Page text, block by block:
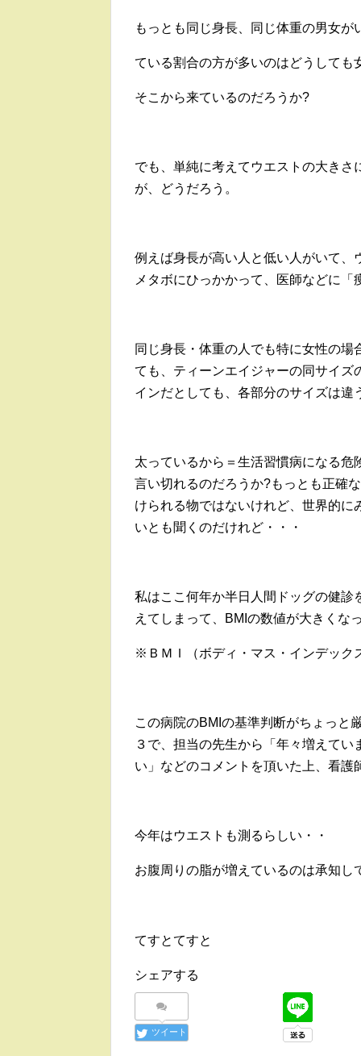
もっとも同じ身長、同じ体重の男女が
ている割合の方が多いのはどうしても
そこから来ているのだろうか?
でも、単純に考えてウエストの大き
が、どうだろう。
例えば身長が高い人と低い人がいて
メタボにひっかかって、医師などに
同じ身長・体重の人でも特に女性の
ても、ティーンエイジャーの同サイ
インだとしても、各部分のサイズは違
太っているから＝生活習慣病になる
言い切れるのだろうか?もっとも正確
けられる物ではないけれど、世界的
いとも聞くのだけれど・・・
私はここ何年か半日人間ドッグの健
えてしまって、BMIの数値が大きくな
※ＢＭＩ（ボディ・マス・インデック
この病院のBMIの基準判断がちょっと
３で、担当の先生から「年々増えて
い」などのコメントを頂いた上、看護
今年はウエストも測るらしい・・
お腹周りの脂が増えているのは承知
てすとてすと
シェアする
ツイート